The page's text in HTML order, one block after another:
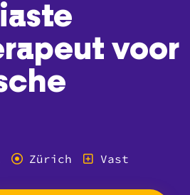
voor
Zürich
Vast